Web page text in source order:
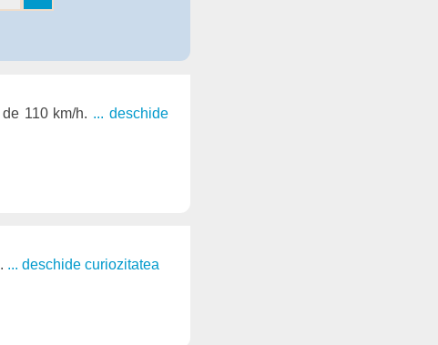
110 km/h. ... deschide
... deschide curiozitatea